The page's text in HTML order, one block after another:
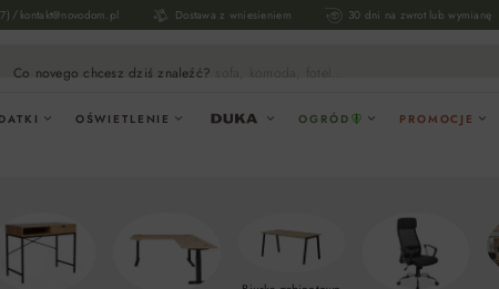
/ kontakt@novodom.pl Dostawa z wniesieniem 30 dni na zwrot lub wymianę
Co novego chcesz dziś znaleźć? sofa, komoda, fotel...
OŚWIETLENIE OGRÓD PROMOCJE